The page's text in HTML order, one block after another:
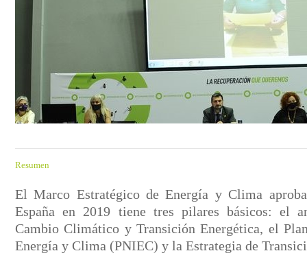
Resumen
El Marco Estratégico de Energía y Clima
España en 2019 tiene tres pilares básicos: el
Cambio Climático y Transición Energética, el
Energía y Clima (PNIEC) y la Estrategia de